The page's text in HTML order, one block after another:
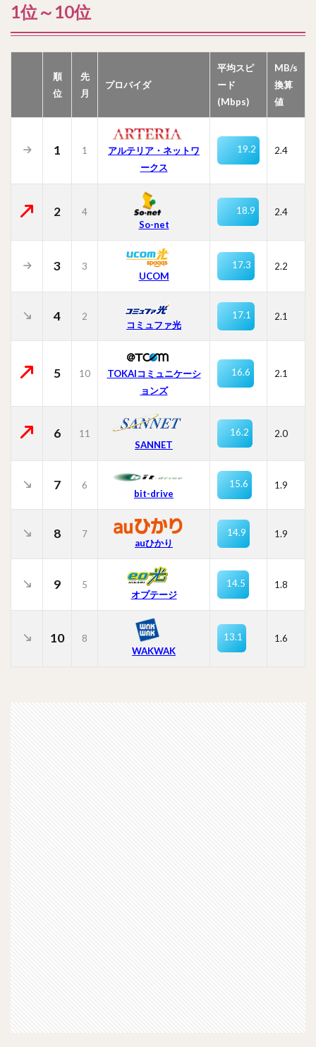
1位～10位
順
位
先
月
プロバイダ
平均スピ
ード
(Mbps)
MB/s
換算
値
1 1
アルテリア・ネットワ
ークス
19.2 2.4
2
4
So-net
18.9 2.4
3
3
UCOM
17.3 2.2
4 2
コミュファ光
17.1 2.1
5 10
TOKAIコミュニケーシ
ョンズ
16.6 2.1
6
11
SANNET
16.2 2.0
7 6
bit-drive
15.6 1.9
8
7
auひかり
14.9 1.9
9
5
オプテージ
14.5 1.8
10
8
WAKWAK
13.1 1.6